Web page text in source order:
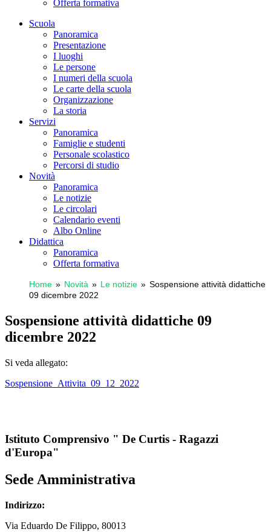
Offerta formativa
Scuola
Panoramica
Presentazione
I luoghi
Le persone
I numeri della scuola
Le carte della scuola
Organizzazione
La storia
Servizi
Panoramica
Famiglie e studenti
Personale scolastico
Percorsi di studio
Novità
Panoramica
Le notizie
Le circolari
Calendario eventi
Albo Online
Didattica
Panoramica
Offerta formativa
Home Novità Le notizie
Sospensione attività didattiche
09 dicembre 2022
Sospensione attività didattiche 09
dicembre 2022
Si veda allegato:
Sospensione_Attivita_09_12_2022
Istituto Comprensivo " De Curtis - Ragazzi
d'Europa"
Sede Amministrativa
Indirizzo:
Via Eduardo De Filippo, 80013